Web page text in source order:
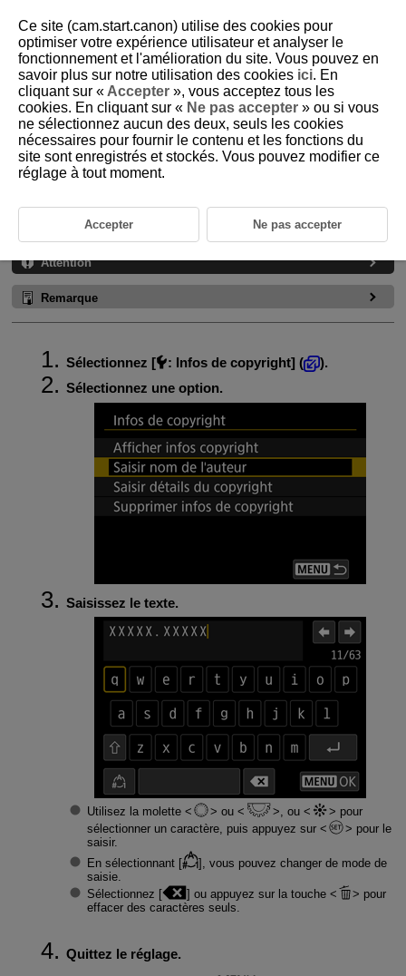
D388-229
Informations sur le copyright
Vérification des informations sur le copyright
Lorsque vous réglez les informations sur le copyright, elles sont
enregistrées sur l'image sous la forme d'informations Exif.
Attention
Remarque
Sélectionnez [ : Infos de copyright] (
).
Sélectionnez une option.
Saisissez le texte.
Utilisez la molette ou , ou
pour
sélectionner un caractère, puis appuyez sur
pour le
saisir.
En sélectionnant [
], vous pouvez changer de mode de
saisie.
Sélectionnez [
] ou appuyez sur la touche
pour
effacer des caractères seuls.
Quittez le réglage.
Ce site (cam.start.canon) utilise des cookies pour
optimiser votre expérience utilisateur et analyser le
fonctionnement et l'amélioration du site. Vous pouvez en
savoir plus sur notre utilisation des cookies ici. En
cliquant sur « Accepter », vous acceptez tous les
cookies. En cliquant sur « Ne pas accepter » ou si vous
ne sélectionnez aucun des deux, seuls les cookies
nécessaires pour fournir le contenu et les fonctions du
site sont enregistrés et stockés. Vous pouvez modifier ce
réglage à tout moment.
Accepter Ne pas accepter